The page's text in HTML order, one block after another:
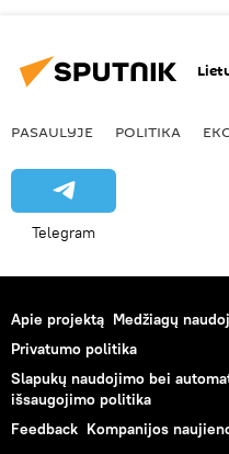
PASAULYJE POLITIKA
Telegram
Apie projektą Medžiagų
Privatumo politika
Slapukų naudojimo bei
išsaugojimo politika
Feedback Kompanijos